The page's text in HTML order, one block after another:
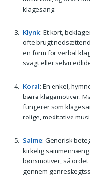
klagesang.
Klynk: Et kort,
ofte brugt
en form for verbal
svagt eller
Koral: En enkel,
bære klagemotiver.
fungerer som
rolige, meditative
Salme: Generisk
kirkelig
bønsmotiver, så
gennem